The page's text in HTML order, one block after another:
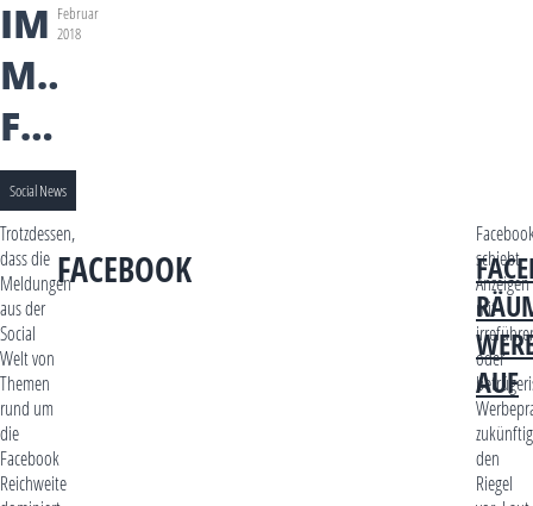
IM
MONAT
FEBRUAR
Februar
2018
Social News
Trotzdessen,
dass die
Meldungen
aus der
Social
Welt von
Themen
rund um
die
Facebook
Reichweite
FACEBOOK
AUF
schiebt
Anzeigen
mit
oder
zukünftig
den
Riegel